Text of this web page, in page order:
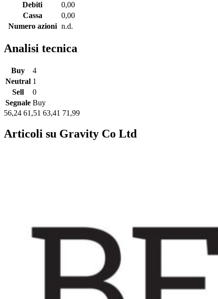
Debiti
0,00
Cassa
0,00
Numero azioni n.d.
Analisi tecnica
Buy
4
Neutral 1
Sell
0
Segnale Buy
56,24 61,51 63,41 71,99
Articoli su Gravity Co Ltd